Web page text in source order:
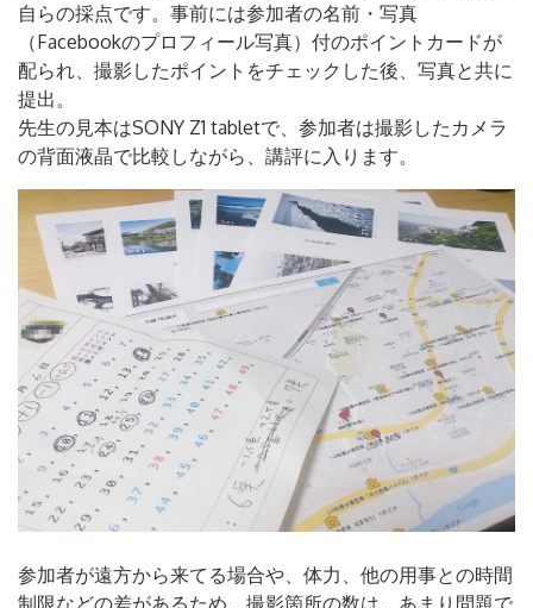
自らの採点です。事前には参加者の名前・写真
（Facebookのプロフィール写真）付のポイントカードが
配られ、撮影したポイントをチェックした後、写真と共に
提出。
先生の見本はSONY Z1 tabletで、参加者は撮影したカメラ
の背面液晶で比較しながら、講評に入ります。
参加者が遠方から来てる場合や、体力、他の用事との時間